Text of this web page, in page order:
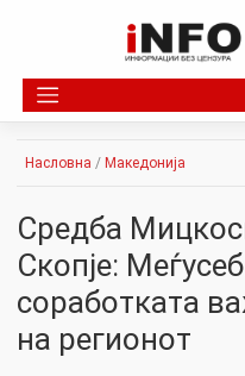
Насловна / Македонија
Средба
Скопје:
соработката
на регионот